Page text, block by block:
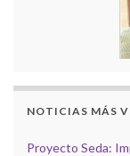
NOTICIAS MÁS
Proyecto Seda: